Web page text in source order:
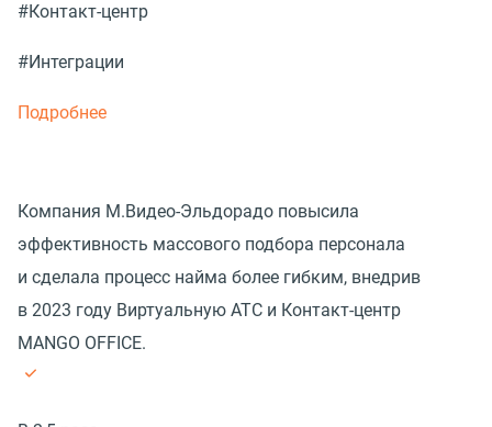
#Контакт-центр
#Интеграции
Подробнее
Компания М.Видео-Эльдорадо повысила
эффективность массового подбора персонала
и сделала процесс найма более гибким, внедрив
в 2023 году Виртуальную АТС и Контакт-центр
MANGO OFFICE.